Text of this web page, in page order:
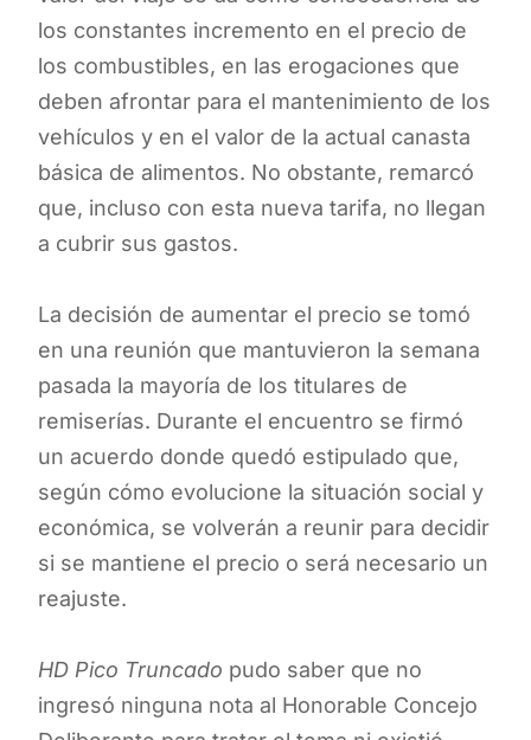
los constantes incremento en el precio de
los combustibles, en las erogaciones que
deben afrontar para el mantenimiento de los
vehículos y en el valor de la actual canasta
básica de alimentos. No obstante, remarcó
que, incluso con esta nueva tarifa, no llegan
a cubrir sus gastos.
La decisión de aumentar el precio se tomó
en una reunión que mantuvieron la semana
pasada la mayoría de los titulares de
remiserías. Durante el encuentro se firmó
un acuerdo donde quedó estipulado que,
según cómo evolucione la situación social y
económica, se volverán a reunir para decidir
si se mantiene el precio o será necesario un
reajuste.
HD Pico Truncado pudo saber que no
ingresó ninguna nota al Honorable Concejo